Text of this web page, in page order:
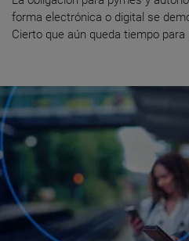
forma electrónica o digital se
Cierto que aún queda tiempo para